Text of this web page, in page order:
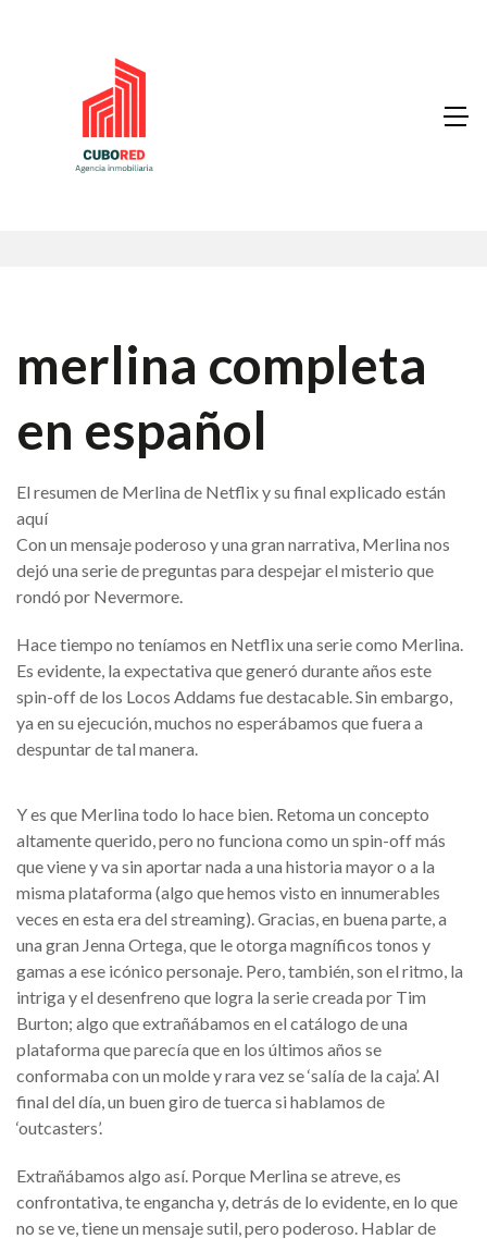
merlina completa
en español
El resumen de Merlina de Netflix y su final explicado están
aquí
Con un mensaje poderoso y una gran narrativa, Merlina nos
dejó una serie de preguntas para despejar el misterio que
rondó por Nevermore.
Hace tiempo no teníamos en Netflix una serie como Merlina.
Es evidente, la expectativa que generó durante años este
spin-off de los Locos Addams fue destacable. Sin embargo,
ya en su ejecución, muchos no esperábamos que fuera a
despuntar de tal manera.
Y es que Merlina todo lo hace bien. Retoma un concepto
altamente querido, pero no funciona como un spin-off más
que viene y va sin aportar nada a una historia mayor o a la
misma plataforma (algo que hemos visto en innumerables
veces en esta era del streaming). Gracias, en buena parte, a
una gran Jenna Ortega, que le otorga magníficos tonos y
gamas a ese icónico personaje. Pero, también, son el ritmo, la
intriga y el desenfreno que logra la serie creada por Tim
Burton; algo que extrañábamos en el catálogo de una
plataforma que parecía que en los últimos años se
conformaba con un molde y rara vez se ‘salía de la caja’. Al
final del día, un buen giro de tuerca si hablamos de
‘outcasters’.
Extrañábamos algo así. Porque Merlina se atreve, es
confrontativa, te engancha y, detrás de lo evidente, en lo que
no se ve, tiene un mensaje sutil, pero poderoso. Hablar de